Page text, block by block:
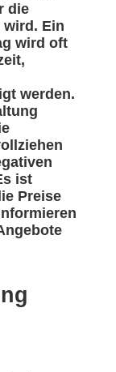
die
Ein
wird oft
werden.
ist
Preise